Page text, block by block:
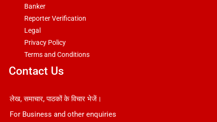
Banker
Reporter Verification
Legal
Privacy Policy
Terms and Conditions
Contact Us
लेख, समाचार, पाठकों के विचार भेजें।
For Business and other enquiries